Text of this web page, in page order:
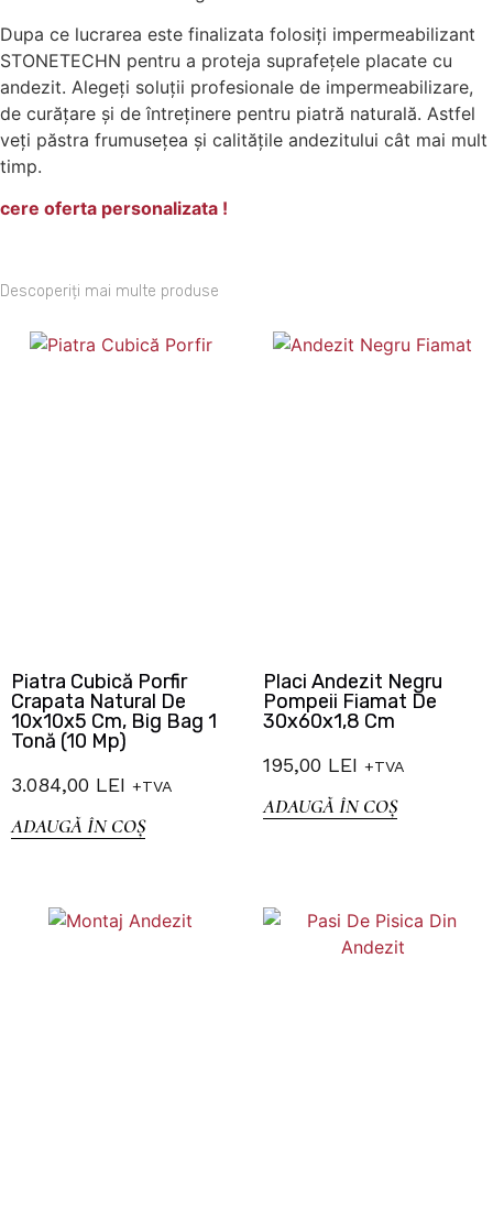
Dupa ce lucrarea este finalizata folosiți impermeabilizant
STONETECHN pentru a proteja suprafețele placate cu
andezit. Alegeți soluții profesionale de impermeabilizare,
de curățare și de întreținere pentru piatră naturală. Astfel
veți păstra frumusețea și calitățile andezitului cât mai mult
timp.
cere oferta personalizata !
Descoperiți mai multe produse
Piatra Cubică Porfir
Crapata Natural De
10x10x5 Cm, Big Bag 1
Tonă (10 Mp)
3.084,00 LEI +TVA
ADAUGĂ ÎN COȘ
Placi Andezit Negru
Pompeii Fiamat De
30x60x1,8 Cm
195,00 LEI +TVA
ADAUGĂ ÎN COȘ